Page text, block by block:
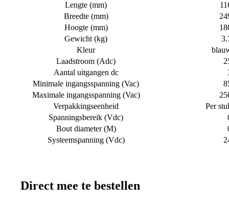
Lengte (mm)
Breedte (mm)
Hoogte (mm)
Gewicht (kg)
Kleur
Laadstroom (Adc)
Aantal uitgangen dc
Minimale ingangsspanning (Vac)
Maximale ingangsspanning (Vac)
Verpakkingseenheid
Per
Spanningsbereik (Vdc)
Bout diameter (M)
Systeemspanning (Vdc)
Direct mee te bestellen